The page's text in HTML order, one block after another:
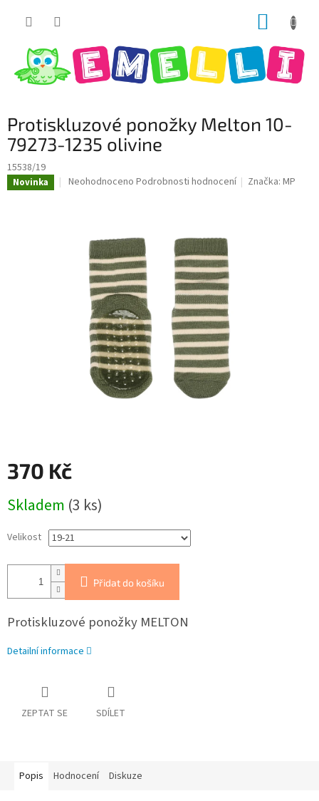
Protiskluzové ponožky Melton 10-
79273-1235 olivine
15538/19
Novinka
Průměrné
hvězdiček.
Neohodnoceno Podrobnosti hodnocení Značka:MP
370 Kč
cena:
Skladem (3 ks)
Velikost
Přidat do košíku
Protiskluzové ponožky MELTON
Detailní informace
ZEPTAT SE SDÍLET
Popis Hodnocení Diskuze